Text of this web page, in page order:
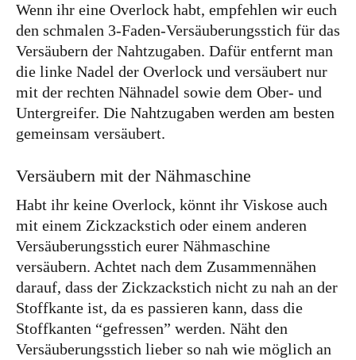
Wenn ihr eine Overlock habt, empfehlen wir euch
den schmalen 3-Faden-Versäuberungsstich für das
Versäubern der Nahtzugaben. Dafür entfernt man
die linke Nadel der Overlock und versäubert nur
mit der rechten Nähnadel sowie dem Ober- und
Untergreifer. Die Nahtzugaben werden am besten
gemeinsam versäubert.
Versäubern mit der Nähmaschine
Habt ihr keine Overlock, könnt ihr Viskose auch
mit einem Zickzackstich oder einem anderen
Versäuberungsstich eurer Nähmaschine
versäubern. Achtet nach dem Zusammennähen
darauf, dass der Zickzackstich nicht zu nah an der
Stoffkante ist, da es passieren kann, dass die
Stoffkanten “gefressen” werden. Näht den
Versäuberungsstich lieber so nah wie möglich an